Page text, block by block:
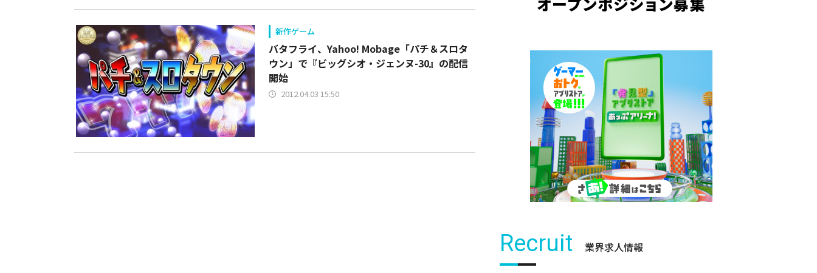
新作ゲーム
バタフライ、Yahoo! Mobage「パチ＆スロタ
ウン」で『ビッグシオ・ジェンヌ-30』の配信
開始
2012.04.03 15:50
Recruit 業界求人情報